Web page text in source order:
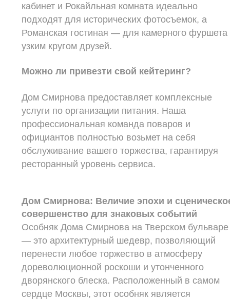
кабинет и Рокайльная комната идеально
подходят для исторических фотосъемок, а
Романская гостиная — для камерного фуршета
узким кругом друзей.
Можно ли привезти свой кейтеринг?
Дом Смирнова предоставляет комплексные
услуги по организации питания. Наша
профессиональная команда поваров и
официантов полностью возьмет на себя
обслуживание вашего торжества, гарантируя
ресторанный уровень сервиса.
Дом Смирнова: Величие эпохи и
совершенство для знаковых событий
Особняк Дома Смирнова на Тверском бульваре
— это архитектурный шедевр, позволяющий
перенести любое торжество в атмосферу
дореволюционной роскоши и утонченного
дворянского блеска. Расположенный в самом
сердце Москвы, этот особняк является